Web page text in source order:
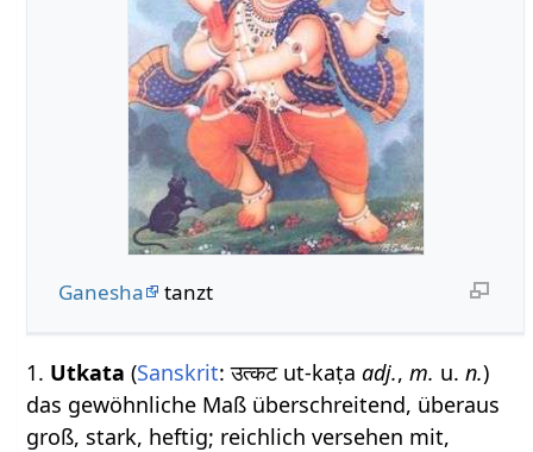
Ganesha tanzt
1. Utkata (Sanskrit: उत्कट ut-kaṭaadj.,m. u.n.)
das gewöhnliche Maß überschreitend, überaus
groß, stark, heftig; reichlich versehen mit,